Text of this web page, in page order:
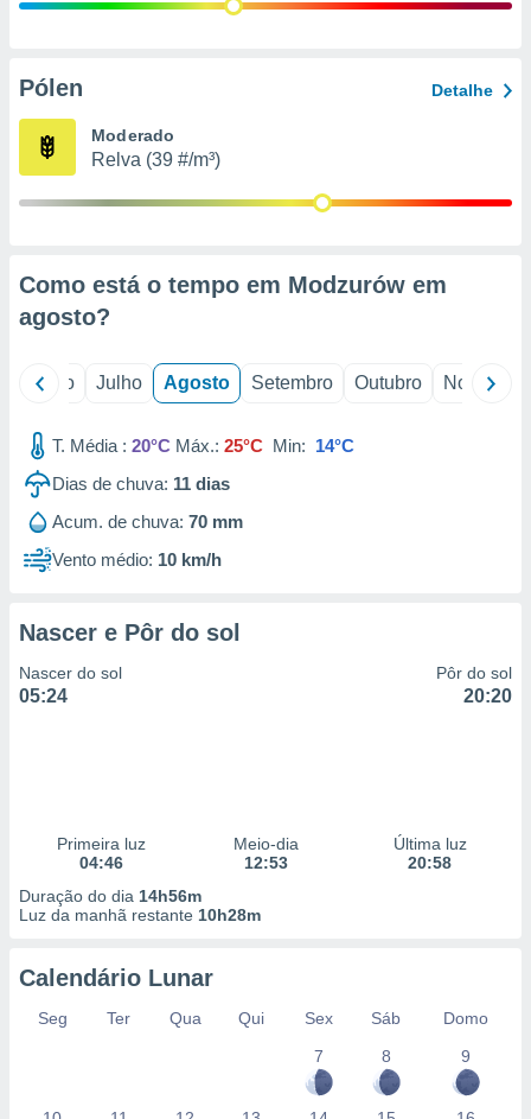
e
de
Pólen Detalhe
Moderado
Relva (39 #/m³)
Como está o tempo em Modzurów em
agosto?
Junho Julho Agosto Setembro Outubro Novembro
T. Média : 20°C Máx.: 25°C Min: 14°C
Dias de chuva: 11 dias
Acum. de chuva: 70 mm
Vento médio: 10 km/h
Nascer e Pôr do sol
Nascer do sol
05:24
Pôr do sol
20:20
Primeira luz
04:46
Meio-dia
12:53
Última luz
20:58
Duração do dia 14h56m
Luz da manhã restante 10h28m
Calendário Lunar
Seg Ter Qua Qui Sex Sáb
Domo
7
8 9